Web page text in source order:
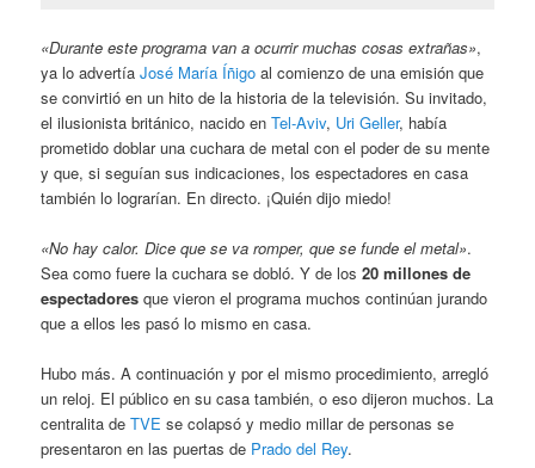
«Durante este programa van a ocurrir muchas cosas extrañas»,
ya lo advertíaJosé María Íñigo al comienzo de una emisión que
se convirtió en un hito de la historia de la televisión. Su invitado,
el ilusionista británico, nacido enTel-Aviv, Uri Geller, había
prometido doblar una cuchara de metal con el poder de su mente
y que, si seguían sus indicaciones, los espectadores en casa
también lo lograrían. En directo. ¡Quién dijo miedo!
«No hay calor. Dice que se va romper, que se funde el metal».
Sea como fuere la cuchara se dobló. Y de los20 millones de
espectadores que vieron el programa muchos continúan jurando
que a ellos les pasó lo mismo en casa.
Hubo más. A continuación y por el mismo procedimiento, arregló
un reloj. El público en su casa también, o eso dijeron muchos. La
centralita deTVE se colapsó y medio millar de personas se
presentaron en las puertas de Prado del Rey.